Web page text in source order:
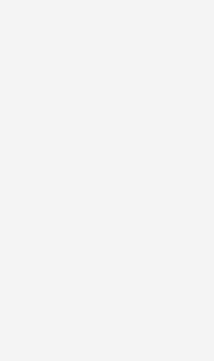
aller ausgewerteten
2014 bis 2018. Quelle: VDKF,